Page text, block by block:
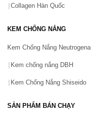
Collagen Hàn Quốc
KEM CHỐNG NẮNG
Kem Chống Nắng Neutrogena
Kem chống nắng DBH
Kem Chống Nắng Shiseido
SẢN PHẨM BÁN CHẠY